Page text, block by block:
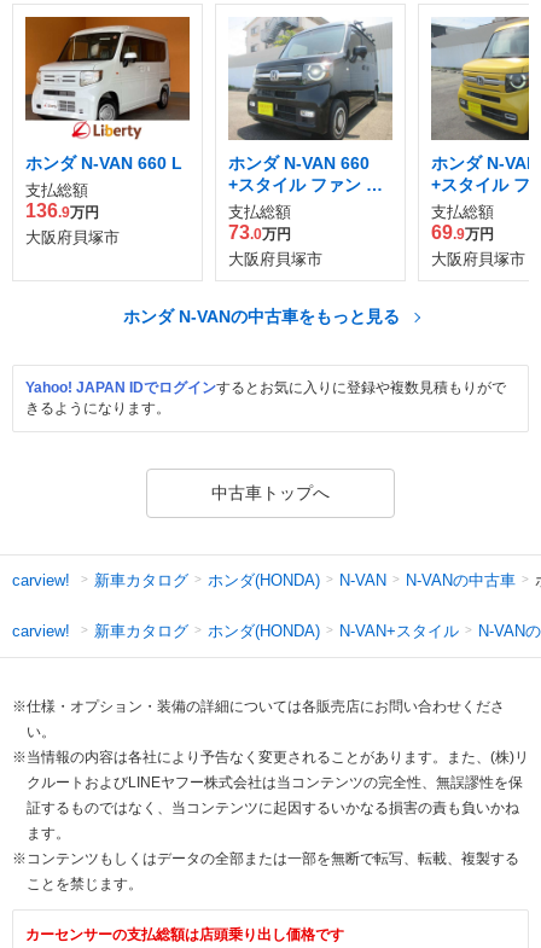
ホンダ N-VAN 660 L
支払総額
136.9万円
大阪府貝塚市
ホンダ N-VAN 660
+スタイル ファン ホ
ンダセンシング
支払総額
73.0万円
大阪府貝塚市
ホンダ N-
+スタイル フ
ーボ ホンダ
グ
支払総額
69.9万円
大阪府貝塚市
ホンダ N-VANの中古車をもっと見る
Yahoo! JAPAN IDでログインするとお気に入りに登録や複数見積もりがで
きるようになります。
中古車トップへ
carview! 新車カタログ ホンダ(HONDA) N-VAN N-VANの中古車
carview! 新車カタログ ホンダ(HONDA) N-VAN+スタイル N-VAN
※仕様・オプション・装備の詳細については各販売店にお問い合わせくださ
い。
※当情報の内容は各社により予告なく変更されることがあります。また、(株)リ
クルートおよびLINEヤフー株式会社は当コンテンツの完全性、無誤謬性を保
証するものではなく、当コンテンツに起因するいかなる損害の責も負いかね
ます。
※コンテンツもしくはデータの全部または一部を無断で転写、転載、複製する
ことを禁じます。
カーセンサーの支払総額は店頭乗り出し価格です